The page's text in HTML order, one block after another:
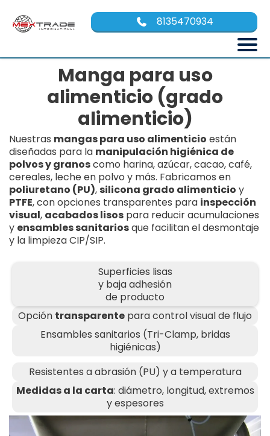
8135470934
Manga para uso
alimenticio (grado
alimenticio)
Nuestras mangas para uso alimenticio están
diseñadas para la manipulación higiénica de
polvos y granoscomo harina, azúcar, cacao, café,
cereales, leche en polvo y más. Fabricamos en
poliuretano (PU), silicona grado alimenticio y
PTFE, con opciones transparentes para inspección
visual, acabados lisos para reducir acumulaciones
y ensambles sanitariosque facilitan el desmontaje
y la limpieza CIP/SIP.
Superficies lisas
y baja adhesión
de producto
Opción transparente para control visual de flujo
Ensambles sanitarios (Tri-Clamp, bridas
higiénicas)
Resistentes a abrasión (PU) y a temperatura
Medidas a la carta: diámetro, longitud, extremos
y espesores